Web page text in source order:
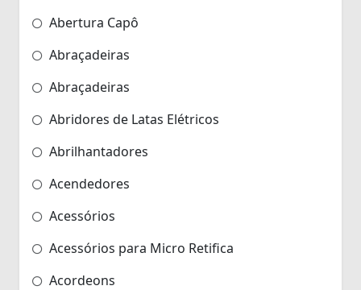
Abertura Capô
Abraçadeiras
Abraçadeiras
Abridores de Latas Elétricos
Abrilhantadores
Acendedores
Acessórios
Acessórios para Micro Retifica
Acordeons